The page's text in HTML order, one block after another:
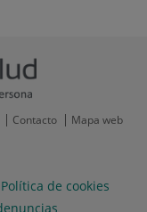
Contacto Mapa web
Política de cookies